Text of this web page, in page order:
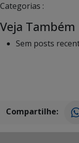
Categorias :
Veja Também
Sem posts
Compartilhe: